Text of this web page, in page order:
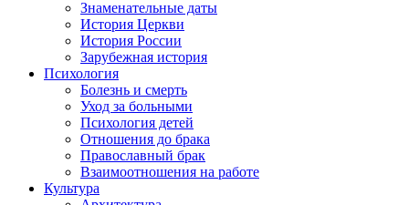
Знаменательные даты
История Церкви
История России
Зарубежная история
Психология
Болезнь и смерть
Уход за больными
Психология детей
Отношения до брака
Православный брак
Взаимоотношения на работе
Культура